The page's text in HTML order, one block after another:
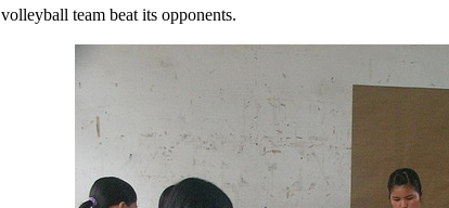
team beat its opponents.